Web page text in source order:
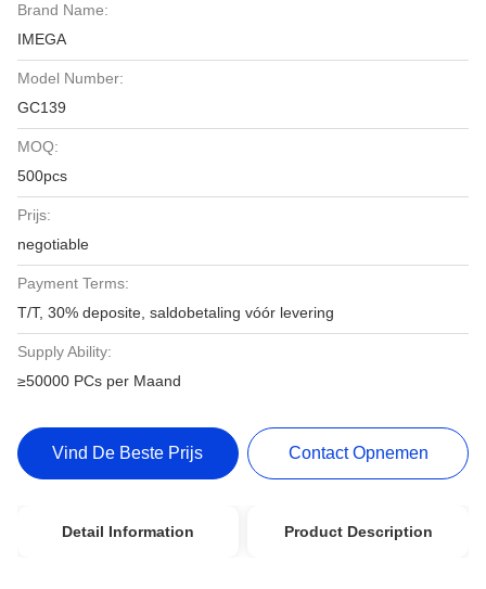
Brand Name:
IMEGA
Model Number:
GC139
MOQ:
500pcs
Prijs:
negotiable
Payment Terms:
T/T, 30% deposite, saldobetaling vóór levering
Supply Ability:
≥50000 PCs per Maand
Vind De Beste Prijs Contact Opnemen
Detail Information Product Description